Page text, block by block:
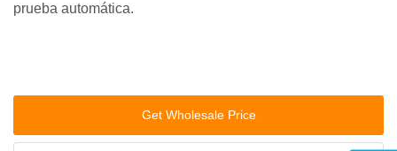
prueba automática.
Get Wholesale Price